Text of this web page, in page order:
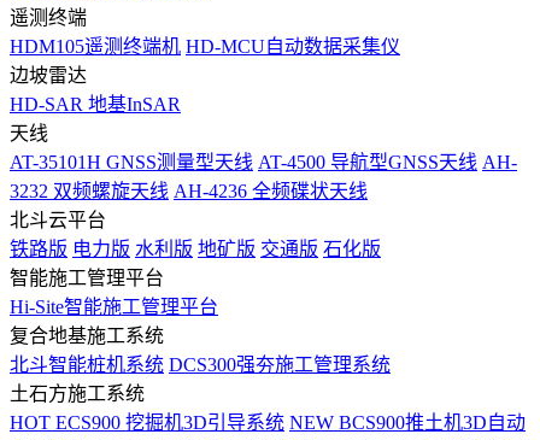
遥测终端
HDM105遥测终端机 HD-MCU自动数据采集仪
边坡雷达
HD-SAR 地基InSAR
天线
AT-35101H GNSS测量型天线 AT-4500 导航型GNSS天线 AH-
3232 双频螺旋天线 AH-4236 全频碟状天线
北斗云平台
铁路版 电力版 水利版 地矿版 交通版 石化版
智能施工管理平台
Hi-Site智能施工管理平台
复合地基施工系统
北斗智能桩机系统 DCS300强夯施工管理系统
土石方施工系统
HOT ECS900 挖掘机3D引导系统 NEW BCS900推土机3D自动